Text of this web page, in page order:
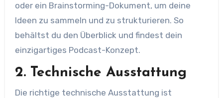
oder ein Brainstorming-Dokument, um deine
Ideen zu sammeln und zu strukturieren. So
behältst du den Überblick und findest dein
einzigartiges Podcast-Konzept.
2. Technische Ausstattung
Die richtige technische Ausstattung ist